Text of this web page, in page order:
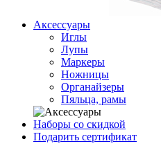
Аксессуары
Иглы
Лупы
Маркеры
Ножницы
Органайзеры
Пяльца, рамы
Наборы со скидкой
Подарить сертификат